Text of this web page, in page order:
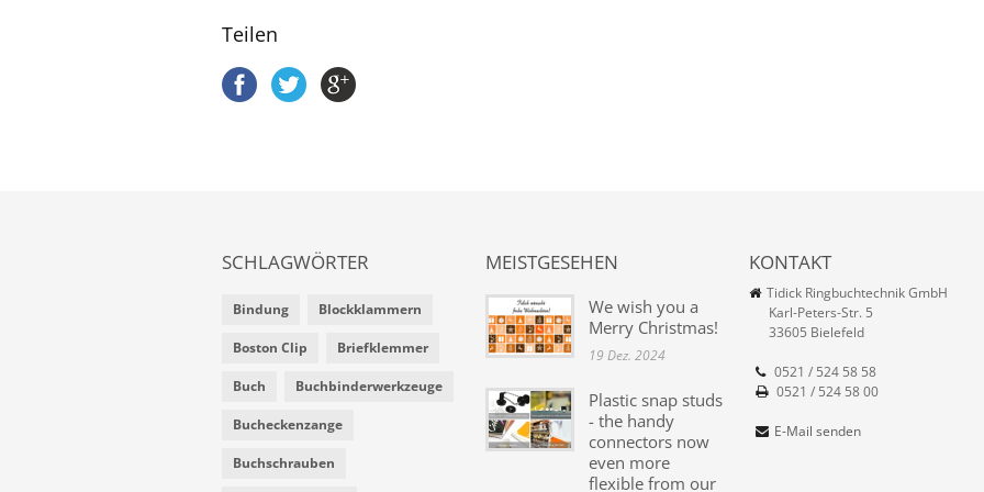
Teilen
SCHLAGWÖRTER
Bindung Blockklammern
Boston Clip Briefklemmer
Buch Buchbinderwerkzeuge
Bucheckenzange
Buchschrauben
MEISTGESEHEN
We wish you a
Merry Christmas!
19 Dez. 2024
Plastic snap studs
- the handy
connectors now
even more
flexible from our
KONTAKT
Tidick Ringbuchtechnik GmbH
Karl-Peters-Str. 5
33605 Bielefeld
0521 / 524 58 58
0521 / 524 58 00
E-Mail senden